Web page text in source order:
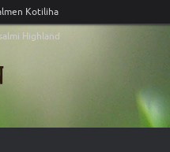
Kotiliha
Highland